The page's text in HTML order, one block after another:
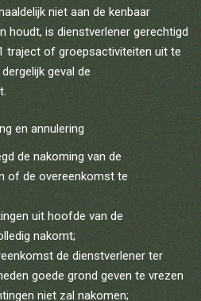
niet aan de kenbaar
houdt, is dienstverlener gerechtigd
traject of groepsactiviteiten uit te
geval de
en annulering
de nakoming van de
of de overeenkomst te
uit hoofde van de
nakomt;
de dienstverlener ter
goede grond geven te vrezen
niet zal nakomen;